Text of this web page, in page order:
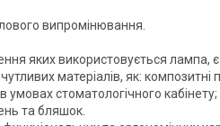
випромінювання.
яких використовується лампа,
матеріалів, як:
умовах стоматологічного кабінету;
та бляшок.